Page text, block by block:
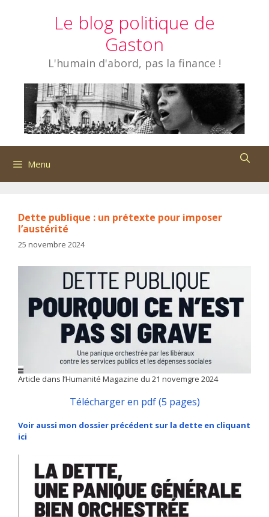
Le blog politique de
Gaston
L'humain d'abord, pas la finance !
Menu
Dette publique : un prétexte pour imposer
l’austérité
25 novembre 2024
Article dans l’Humanité Magazine du 21 novemgre 2024
Télécharger en pdf (5 pages)
Voir aussi mon dossier précédent sur la dette en cliquant
ici